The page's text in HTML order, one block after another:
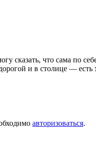
сказать, что сама по
и в столице —
авторизоваться.